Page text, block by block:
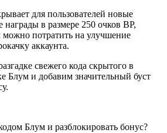
для пользователей новые
в размере 250 очков BP,
потратить на улучшение
аккаунта.
свежего кода скрытого в
Блум и добавим значительный буст
Блум и разблокировать бонус?